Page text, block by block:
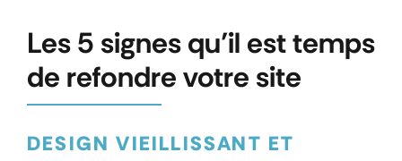
Les 5 signes qu’il est temps
de refondre votre site
DESIGN VIEILLISSANT ET